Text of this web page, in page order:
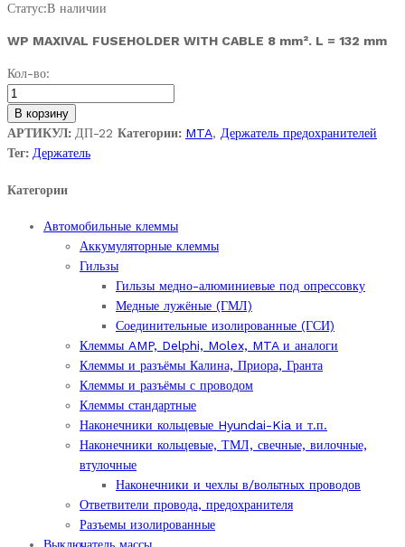
Статус:В наличии
WP MAXIVAL FUSEHOLDER WITH CABLE 8 mm². L = 132 mm
MTA
0100337.
Держатель
МАХI
предохранителей
с
Кол-во:
В корзину
АРТИКУЛ: ДП-22 Категории: MTA, Держатель предохранителей
Тег: Держатель
Категории
Автомобильные клеммы
Аккумуляторные клеммы
Гильзы
Гильзы медно-алюминиевые под опрессовку
Медные лужёные (ГМЛ)
Соединительные изолированные (ГСИ)
Клеммы AMP, Delphi, Molex, MTA и аналоги
Клеммы и разъёмы Калина, Приора, Гранта
Клеммы и разъёмы с проводом
Клеммы стандартные
Наконечники кольцевые Hyundai-Kia и т.п.
Наконечники кольцевые, ТМЛ, свечные, вилочные,
втулочные
Наконечники и чехлы в/вольтных проводов
Ответвители провода, предохранителя
Разъемы изолированные